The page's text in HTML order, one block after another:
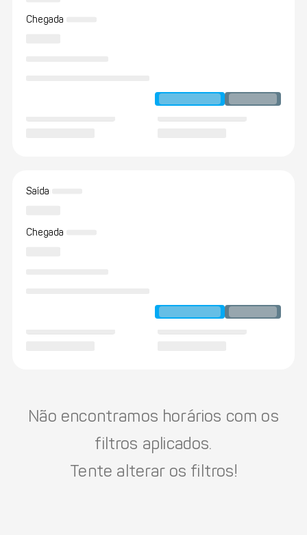
Chegada
Saída
Chegada
Não encontramos horários com os
filtros aplicados.
Tente alterar os filtros!